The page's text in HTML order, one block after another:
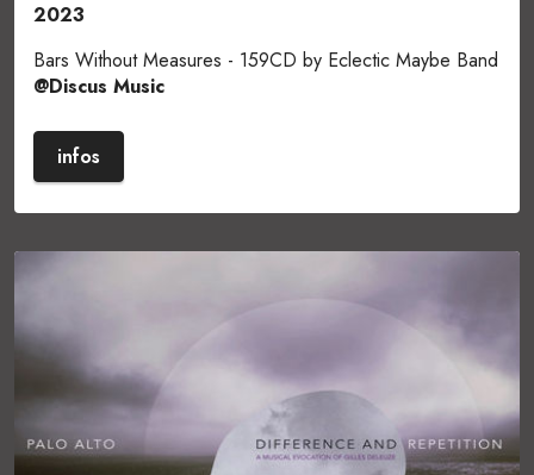
2023
Bars Without Measures - 159CD by Eclectic Maybe Band
@Discus Music
infos